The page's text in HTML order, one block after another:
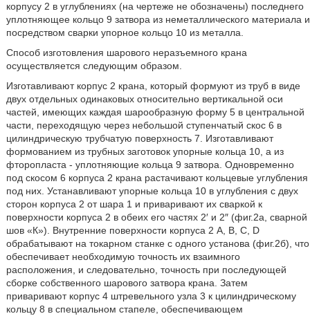
корпусу 2 в углублениях (на чертеже не обозначены) последнего
уплотняющее кольцо 9 затвора из неметаллического материала и
посредством сварки упорное кольцо 10 из металла.
Способ изготовления шарового неразъемного крана
осуществляется следующим образом.
Изготавливают корпус 2 крана, который формуют из труб в виде
двух отдельных одинаковых относительно вертикальной оси
частей, имеющих каждая шарообразную форму 5 в центральной
части, переходящую через небольшой ступенчатый скос 6 в
цилиндрическую трубчатую поверхность 7. Изготавливают
формованием из трубных заготовок упорные кольца 10, а из
фторопласта - уплотняющие кольца 9 затвора. Одновременно
под скосом 6 корпуса 2 крана растачивают кольцевые углубления
под них. Устанавливают упорные кольца 10 в углубления с двух
сторон корпуса 2 от шара 1 и приваривают их сваркой к
поверхности корпуса 2 в обеих его частях 2′ и 2″ (фиг.2а, сварной
шов «К»). Внутренние поверхности корпуса 2 А, В, С, D
обрабатывают на токарном станке с одного установа (фиг.2б), что
обеспечивает необходимую точность их взаимного
расположения, и следовательно, точность при последующей
сборке собственного шарового затвора крана. Затем
приваривают корпус 4 штревельного узла 3 к цилиндрическому
кольцу 8 в специальном стапеле, обеспечивающем